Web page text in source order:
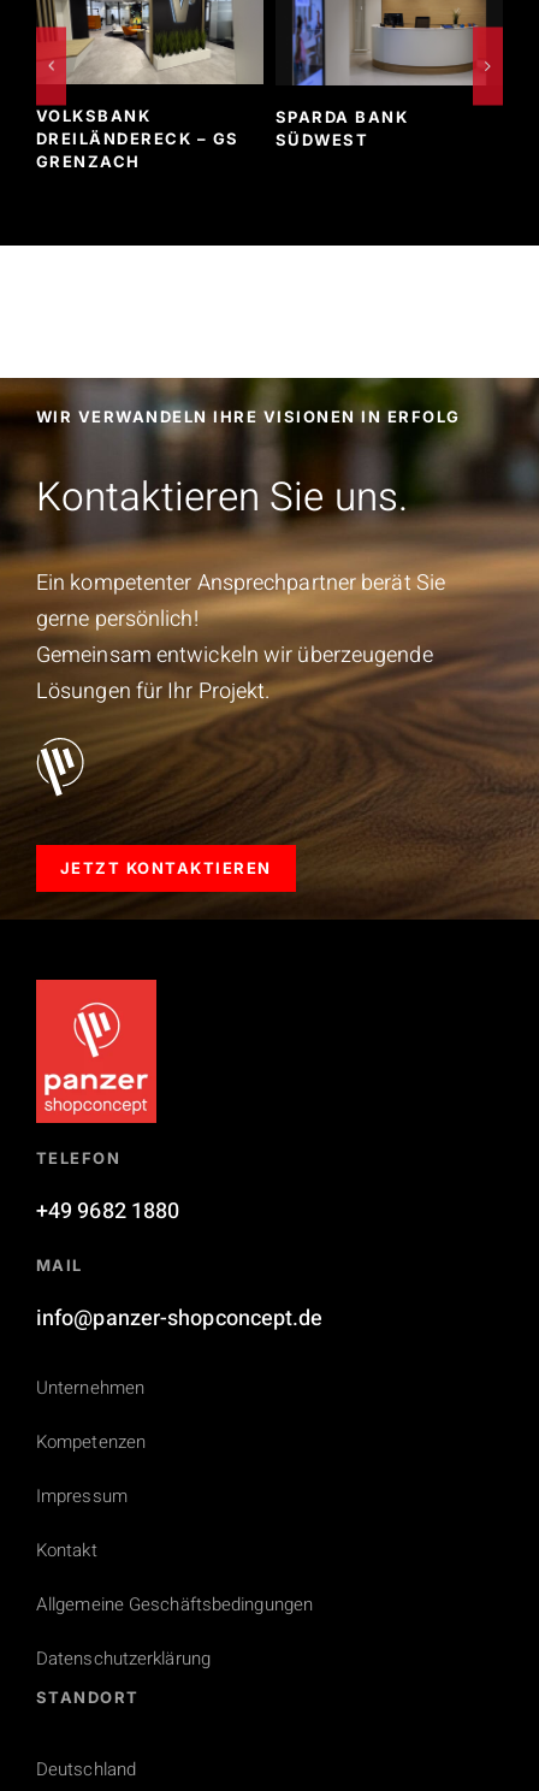
VOLKSBANK
DREILÄNDERECK – GS
GRENZACH
SPARDA BANK
SÜDWEST
WIR VERWANDELN IHRE VISIONEN IN ERFOLG
Kontaktieren Sie uns.
Ein kompetenter Ansprechpartner berät Sie
gerne persönlich!
Gemeinsam entwickeln wir überzeugende
Lösungen für Ihr Projekt.
JETZT KONTAKTIEREN
TELEFON
+49 9682 1880
MAIL
info@panzer-shopconcept.de
Unternehmen
Kompetenzen
Impressum
Kontakt
Allgemeine Geschäftsbedingungen
Datenschutzerklärung
STANDORT
Deutschland